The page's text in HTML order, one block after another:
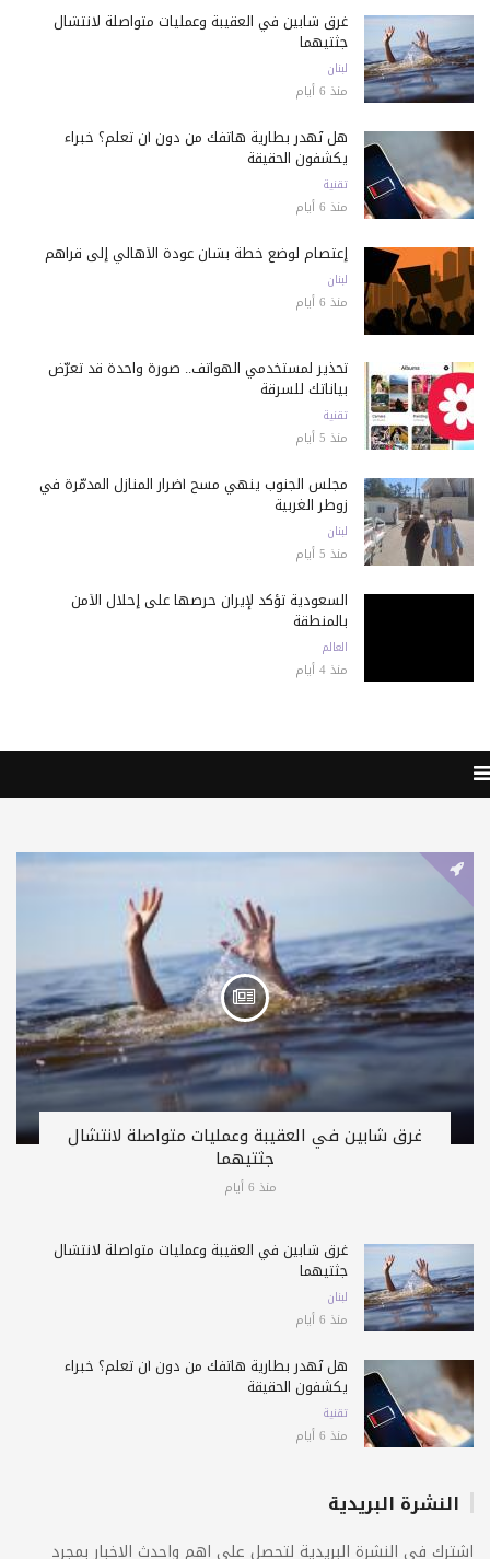
غرق شابين في العقيبة وعمليات متواصلة لانتشال
جثتيهما
لبنان
منذ 6 أيام
هل تُهدر بطارية هاتفك من دون أن تعلم؟ خبراء
يكشفون الحقيقة
تقنية
منذ 6 أيام
إعتصام لوضع خطة بشأن عودة الأهالي إلى قراهم
لبنان
منذ 6 أيام
تحذير لمستخدمي الهواتف.. صورة واحدة قد تعرّض
بياناتك للسرقة
تقنية
منذ 5 أيام
مجلس الجنوب ينهي مسح أضرار المنازل المدمّرة في
زوطر الغربية
لبنان
منذ 5 أيام
السعودية تؤكد لإيران حرصها على إحلال الأمن
بالمنطقة
العالم
منذ 4 أيام
غرق شابين في العقيبة وعمليات متواصلة لانتشال
جثتيهما
منذ 6 أيام
غرق شابين في العقيبة وعمليات متواصلة لانتشال
جثتيهما
لبنان
منذ 6 أيام
هل تُهدر بطارية هاتفك من دون أن تعلم؟ خبراء
يكشفون الحقيقة
تقنية
منذ 6 أيام
النشرة البريدية
اشترك فى النشرة البريدية لتحصل على اهم واحدث الاخبار بمجرد